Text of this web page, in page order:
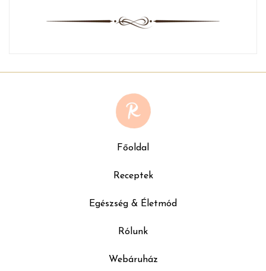
Főoldal
Receptek
Egészség & Életmód
Rólunk
Webáruház